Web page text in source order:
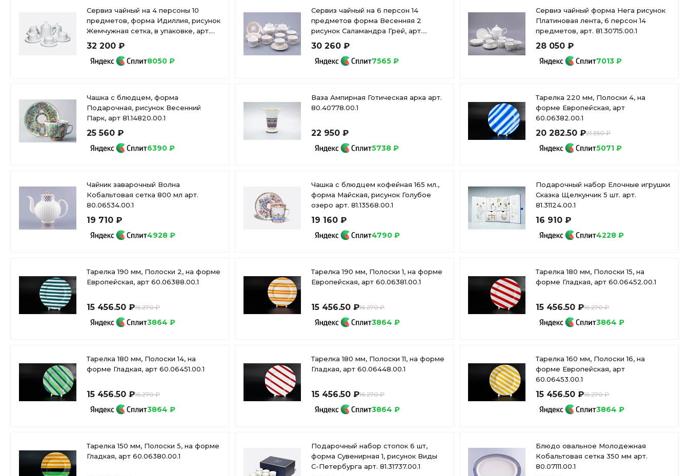
Сервиз чайный на 4 персоны 10
предметов, форма Идиллия, рисунок
Жемчужная сетка, в упаковке, арт.
81.34970.00.1
32 200 ₽
8050 ₽
Сервиз чайный на 6 персон 14
предметов форма Весенняя 2
рисунок Саламандра Грей, арт.
81.31630.00.1
30 260 ₽
7565 ₽
Сервиз чайный форма Нега рисунок
Платиновая лента, 6 персон 14
предметов, арт. 81.30715.00.1
28 050 ₽
7013 ₽
Чашка с блюдцем, форма
Подарочная, рисунок Весенний
Парк, арт 81.14820.00.1
25 560 ₽
6390 ₽
Ваза Ампирная Готическая арка арт.
80.40778.00.1
22 950 ₽
5738 ₽
Тарелка 220 мм, Полоски 4, на
форме Европейская, арт
60.06382.00.1
20 282.50 ₽21 350 ₽
5071 ₽
Чайник заварочный Волна
Кобальтовая сетка 800 мл арт.
80.06534.00.1
19 710 ₽
4928 ₽
Чашка с блюдцем кофейная 165 мл.,
форма Майская, рисунок Голубое
озеро арт. 81.13568.00.1
19 160 ₽
4790 ₽
Подарочный набор Елочные игрушки
Сказка Щелкунчик 5 шт. арт.
81.31124.00.1
16 910 ₽
4228 ₽
Тарелка 190 мм, Полоски 2, на форме
Европейская, арт 60.06388.00.1
15 456.50 ₽16 270 ₽
3864 ₽
Тарелка 190 мм, Полоски 1, на форме
Европейская, арт 60.06381.00.1
15 456.50 ₽16 270 ₽
3864 ₽
Тарелка 180 мм, Полоски 15, на
форме Гладкая, арт 60.06452.00.1
15 456.50 ₽16 270 ₽
3864 ₽
Тарелка 180 мм, Полоски 14, на
форме Гладкая, арт 60.06451.00.1
15 456.50 ₽16 270 ₽
3864 ₽
Тарелка 180 мм, Полоски 11, на форме
Гладкая, арт 60.06448.00.1
15 456.50 ₽16 270 ₽
3864 ₽
Тарелка 160 мм, Полоски 16, на
форме Европейская, арт
60.06453.00.1
15 456.50 ₽16 270 ₽
3864 ₽
Тарелка 150 мм, Полоски 5, на форме
Гладкая, арт 60.06380.00.1
Подарочный набор стопок 6 шт,
форма Сувенирная 1, рисунок Виды
С-Петербурга арт. 81.31737.00.1
Блюдо овальное Молодежная
Кобальтовая сетка 350 мм арт.
80.07111.00.1